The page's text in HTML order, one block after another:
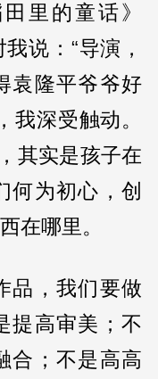
里的童话》
说：“导演，
袁隆平爷爷好
我深受触动。
其实是孩子在
何为初心，创
在哪里。
品，我们要做
提高审美；不
合；不是高高